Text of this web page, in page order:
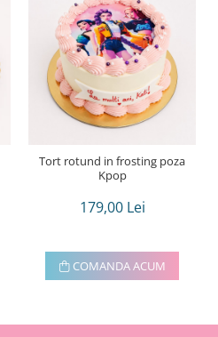
Tort rotund in frosting poza
Kpop
179,00 Lei
COMANDA ACUM